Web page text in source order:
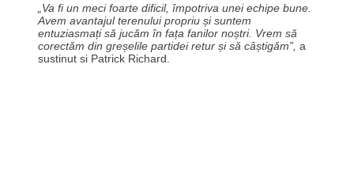
„Va fi un meci foarte dificil, împotriva unei echipe bune.
Avem avantajul terenului propriu și suntem
entuziasmați să jucăm în fața fanilor noștri. Vrem să
corectăm din greșelile partidei retur și să câștigăm”, a
sustinut si Patrick Richard.